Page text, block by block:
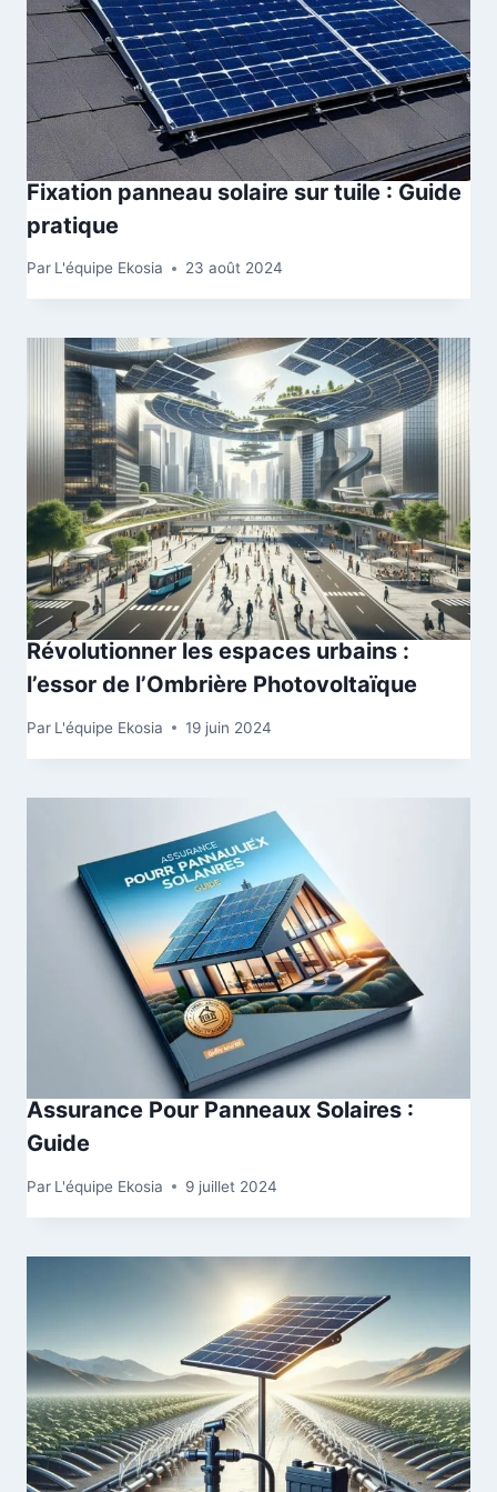
Fixation panneau solaire sur tuile : Guide
pratique
Par L'équipe Ekosia 23 août 2024
Révolutionner les espaces urbains :
l’essor de l’Ombrière Photovoltaïque
Par L'équipe Ekosia 19 juin 2024
Assurance Pour Panneaux Solaires :
Guide
Par L'équipe Ekosia 9 juillet 2024